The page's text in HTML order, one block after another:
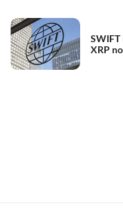
SWIFT
XRP